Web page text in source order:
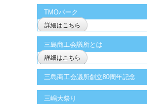
TMOパーク
詳細はこちら
三島商工会議所とは
詳細はこちら
三島商工会議所創立80周年記念
三嶋大祭り